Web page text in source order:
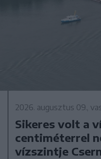
2026. augusztus 09.,
Sikeres volt a
centiméterrel
vízszintje